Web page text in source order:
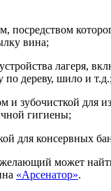
посредством
вина;
лагеря,
дереву, шило и т.д.;
и зубочисткой для
гигиены;
для консервных
может
«Арсенатор».